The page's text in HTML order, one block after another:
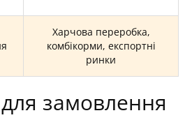
Харчова переробка,
комбікорми, експортні
ринки
замовлення